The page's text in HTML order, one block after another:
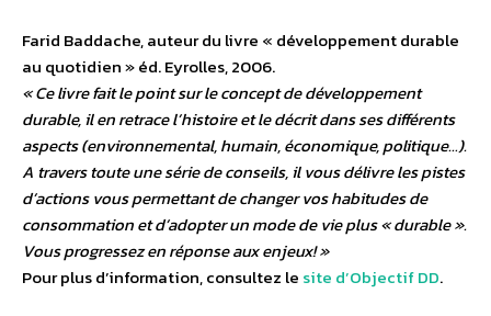
Farid Baddache, auteur du livre « développement durable
au quotidien » éd. Eyrolles, 2006.
« Ce livre fait le point sur le concept de développement
durable, il en retrace l’histoire et le décrit dans ses différents
aspects (environnemental, humain, économique, politique…).
A travers toute une série de conseils, il vous délivre les pistes
d’actions vous permettant de changer vos habitudes de
consommation et d’adopter un mode de vie plus « durable ».
Vous progressez en réponse aux enjeux! »
Pour plus d’information, consultez le site d’Objectif DD.